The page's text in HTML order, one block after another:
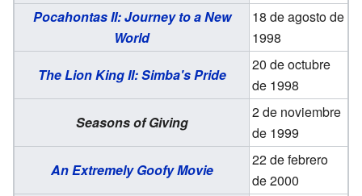
Pocahontas II: Journey to a New
World
18 de agosto de
1998
The Lion King II: Simba's Pride
20 de octubre
de 1998
Seasons of Giving
2 de noviembre
de 1999
An Extremely Goofy Movie
22 de febrero
de 2000